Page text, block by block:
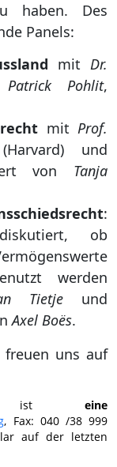
haben. Des
Panels:
mit Dr.
Patrick Pohlit,
mit Prof.
und
von Tanja
:
ob
werden
Tietjeund
Axel Boës.
uns auf
ist eine
, Fax: 040 /38 999
auf der letzten